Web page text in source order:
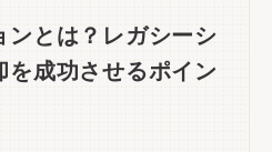
ンとは？レガシーシ
を成功させるポイン